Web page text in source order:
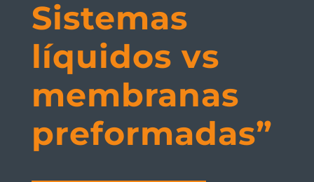
Sistemas
líquidos vs
membranas
preformadas”